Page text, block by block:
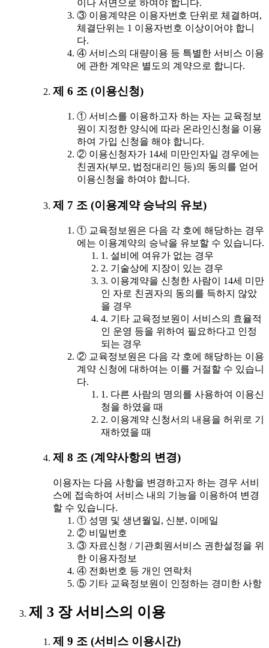
이나 서면으로 하여야 합니다.
③ 이용계약은 이용자번호 단위로 체결하며,
체결단위는 1 이용자번호 이상이어야 합니
다.
④ 서비스의 대량이용 등 특별한 서비스 이용
에 관한 계약은 별도의 계약으로 합니다.
제 6 조 (이용신청)
① 서비스를 이용하고자 하는 자는 교육정보
원이 지정한 양식에 따라 온라인신청을 이용
하여 가입 신청을 해야 합니다.
② 이용신청자가 14세 미만인자일 경우에는
친권자(부모, 법정대리인 등)의 동의를 얻어
이용신청을 하여야 합니다.
제 7 조 (이용계약 승낙의 유보)
① 교육정보원은 다음 각 호에 해당하는 경우
에는 이용계약의 승낙을 유보할 수 있습니다.
1. 설비에 여유가 없는 경우
2. 기술상에 지장이 있는 경우
3. 이용계약을 신청한 사람이 14세 미만
인 자로 친권자의 동의를 득하지 않았
을 경우
4. 기타 교육정보원이 서비스의 효율적
인 운영 등을 위하여 필요하다고 인정
되는 경우
② 교육정보원은 다음 각 호에 해당하는 이용
계약 신청에 대하여는 이를 거절할 수 있습니
다.
1. 다른 사람의 명의를 사용하여 이용신
청을 하였을 때
2. 이용계약 신청서의 내용을 허위로 기
재하였을 때
제 8 조 (계약사항의 변경)
이용자는 다음 사항을 변경하고자 하는 경우 서비
스에 접속하여 서비스 내의 기능을 이용하여 변경
할 수 있습니다.
① 성명 및 생년월일, 신분, 이메일
② 비밀번호
③ 자료신청 / 기관회원서비스 권한설정을 위
한 이용자정보
④ 전화번호 등 개인 연락처
⑤ 기타 교육정보원이 인정하는 경미한 사항
제 3 장 서비스의 이용
제 9 조 (서비스 이용시간)